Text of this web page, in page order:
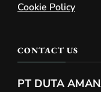
Cookie Policy
CONTACT US
PT DUTA